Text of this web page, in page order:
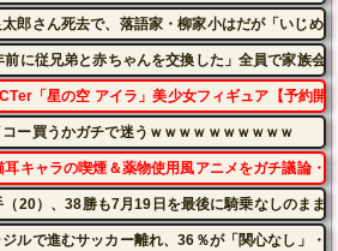
郎さん死去で、落語家・柳家小はだが「いじめ
に従兄弟と赤ちゃんを交換した」全員で家族
「星の空 アイラ」美少女フィギュア【予約開
コー買うかガチで迷うｗｗｗｗｗｗｗｗｗｗ
耳キャラの喫煙＆薬物使用風アニメをガチ議論・
（20）、38勝も7月19日を最後に騎乗なしのまま
ジルで進むサッカー離れ、36％が「関心なし」・